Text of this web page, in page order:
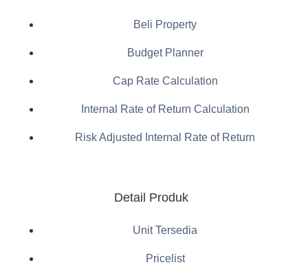
Beli Property
Budget Planner
Cap Rate Calculation
Internal Rate of Return Calculation
Risk Adjusted Internal Rate of Return
Detail Produk
Unit Tersedia
Pricelist